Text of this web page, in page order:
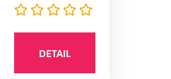
DETAIL